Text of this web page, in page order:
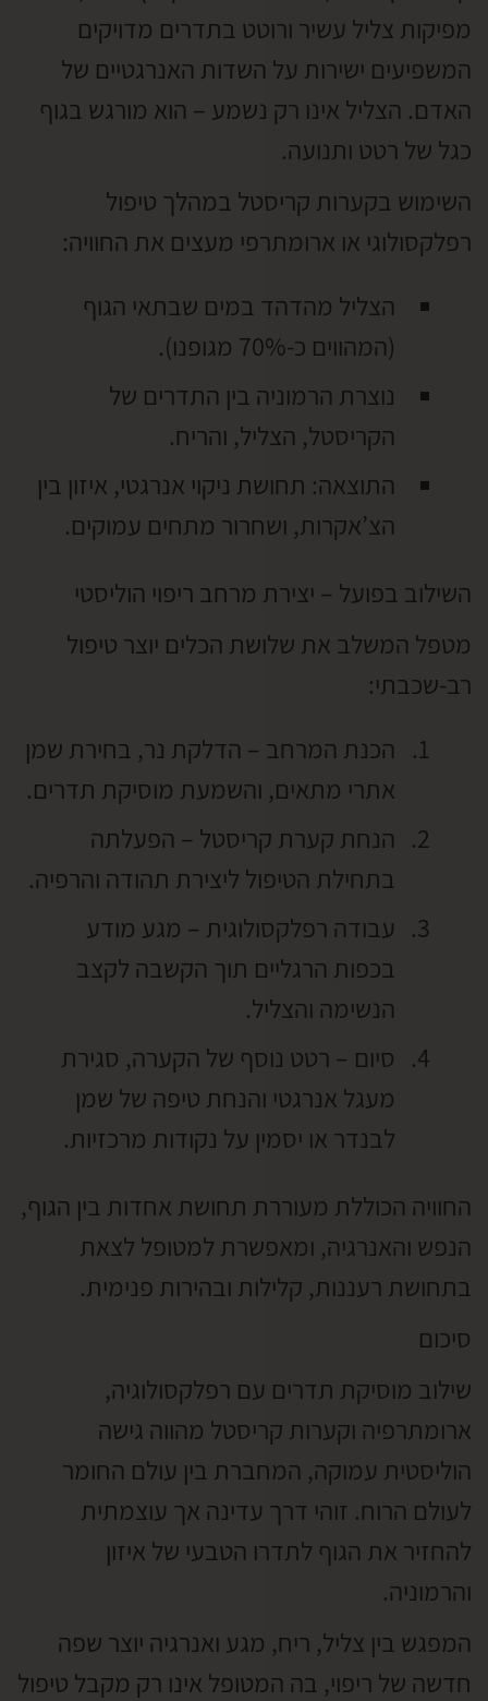
מפיקות צליל עשיר ורוטט בתדרים מדויקים
המשפיעים ישירות על השדות האנרגטיים של
האדם. הצליל אינו רק נשמע – הוא מורגש בגוף
כגל של רטט ותנועה.
השימוש בקערות קריסטל במהלך טיפול
רפלקסולוגי או ארומתרפי מעצים את החוויה:
הצליל מהדהד במים שבתאי הגוף
(המהווים כ-70% מגופנו).
נוצרת הרמוניה בין התדרים של
הקריסטל, הצליל, והריח.
התוצאה: תחושת ניקוי אנרגטי, איזון בין
הצ’אקרות, ושחרור מתחים עמוקים.
השילוב בפועל – יצירת מרחב ריפוי הוליסטי
מטפל המשלב את שלושת הכלים יוצר טיפול
רב-שכבתי:
הכנת המרחב – הדלקת נר, בחירת שמן
אתרי מתאים, והשמעת מוסיקת תדרים.
הנחת קערת קריסטל – הפעלתה
בתחילת הטיפול ליצירת תהודה והרפיה.
עבודה רפלקסולוגית – מגע מודע
בכפות הרגליים תוך הקשבה לקצב
הנשימה והצליל.
סיום – רטט נוסף של הקערה, סגירת
מעגל אנרגטי והנחת טיפה של שמן
לבנדר או יסמין על נקודות מרכזיות.
החוויה הכוללת מעוררת תחושת אחדות בין הגוף,
הנפש והאנרגיה, ומאפשרת למטופל לצאת
בתחושת רעננות, קלילות ובהירות פנימית.
סיכום
שילוב מוסיקת תדרים עם רפלקסולוגיה,
ארומתרפיה וקערות קריסטל מהווה גישה
הוליסטית עמוקה, המחברת בין עולם החומר
לעולם הרוח. זוהי דרך עדינה אך עוצמתית
להחזיר את הגוף לתדרו הטבעי של איזון
והרמוניה.
המפגש בין צליל, ריח, מגע ואנרגיה יוצר שפה
חדשה של ריפוי, בה המטופל אינו רק מקבל טיפול